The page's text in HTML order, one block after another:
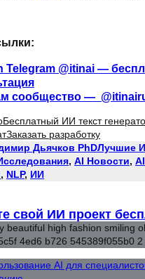
Telegram @itinai —
сообщество —
Бесплатный ИИ текст
Заказать разработку
Дьячков PhDЛучшие
, AI Новости,
, NLP, ИИ
свой ИИ проект